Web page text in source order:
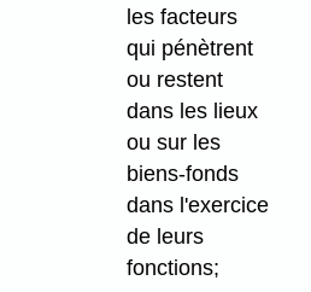
les facteurs
qui pénètrent
ou restent
dans les lieux
ou sur les
biens-fonds
dans l'exercice
de leurs
fonctions;